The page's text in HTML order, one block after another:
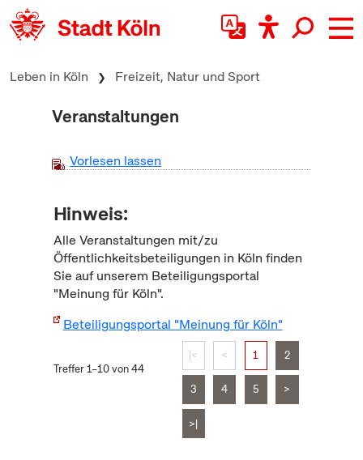
zum Inhalt springen
Leben in Köln Freizeit, Natur und Sport
Veranstaltungen
Vorlesen lassen
Hinweis:
Alle Veranstaltungen mit/zu
Öffentlichkeitsbeteiligungen in Köln finden
Sie auf unserem Beteiligungsportal
"Meinung für Köln".
Beteiligungsportal "Meinung für Köln"
Treffer 1–10 von 44
|< < 1 2
3 4 5 >
>|